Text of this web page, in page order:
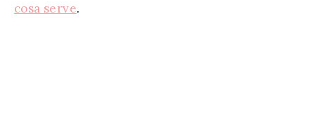
cosa serve.